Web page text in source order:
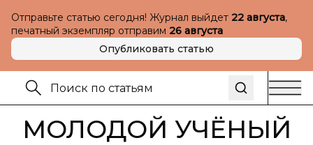
Отправьте статью сегодня! Журнал выйдет 22 августа,
печатный экземпляр отправим 26 августа
Опубликовать статью
МОЛОДОЙ УЧЁНЫЙ